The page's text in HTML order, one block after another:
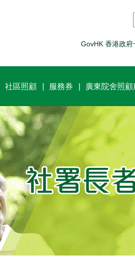
GovHK 香港政府
社區照顧 服務券 廣東院舍照